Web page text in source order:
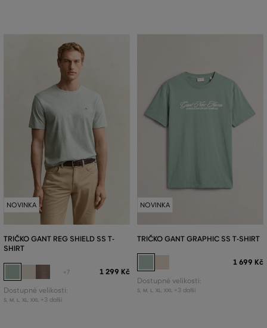
NOVINKA
TRIČKO GANT REG SHIELD SS T-
SHIRT
+7 1 299 Kč
Dostupné velikosti:
S, M L XL XXL +3 další
NOVINKA
TRIČKO GANT GRAPHIC SS T-SHIRT
1 699 Kč
Dostupné velikosti:
S, M L XL XXL +3 další